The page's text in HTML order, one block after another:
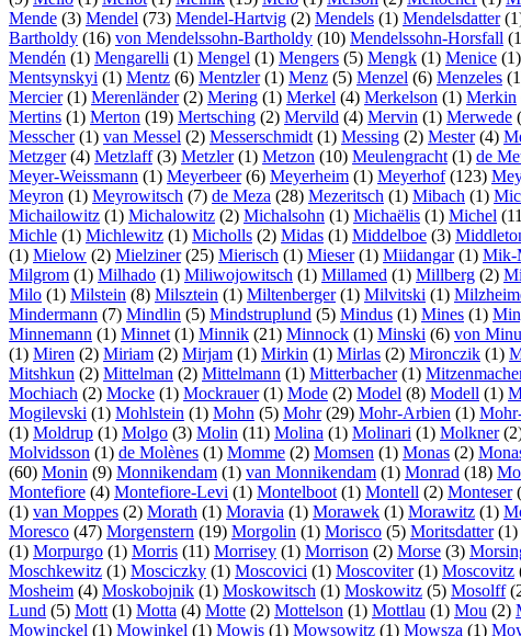
Mende (3) Mendel (73) Mendel-Hartvig (2) Mendels (1) Mendelsdatter
Bartholdy (16) von Mendelssohn-Bartholdy (10) Mendelssohn-Horsfall
Mendén (1) Mengarelli (1) Mengel (1) Mengers (5) Mengk (1) Menice (1)
Mentsynskyi (1) Mentz (6) Mentzler(1) Menz (5) Menzel (6) Menzeles
Mercier(1) Merenländer(2) Mering (1) Merkel (4) Merkelson (1) Merkin
Mertins (1) Merton (19) Mertsching (2) Mervild (4) Mervin (1) Merwede
Messcher(1) van Messel (2) Messerschmidt (1) Messing (2) Mester(4)
Metzger(4) Metzlaff(3) Metzler(1) Metzon (10) Meulengracht (1) de
Meyer-Weissmann (1) Meyerbeer(6) Meyerheim (1) Meyerhof(123)
Meyron (1) Meyrowitsch (7) de Meza (28) Mezeritsch (1) Mibach (1)
Michailowitz (1) Michalowitz (2) Michalsohn (1) Michaëlis (1) Michel
Michle (1) Michlewitz (1) Micholls (2) Midas (1) Middelboe (3)
(1) Mielow (2) Mielziner(25) Mierisch (1) Mieser(1) Miidangar(1) Mik-
Milgrom (1) Milhado (1) Miliwojowitsch (1) Millamed (1) Millberg (2)
Milo (1) Milstein (8) Milsztein (1) Miltenberger(1) Milvitski (1)
Mindermann (7) Mindlin (5) Mindstruplund (5) Mindus (1) Mines (1)
Minnemann (1) Minnet (1) Minnik (21) Minnock (1) Minski (6) von
(1) Miren (2) Miriam (2) Mirjam (1) Mirkin (1) Mirlas (2) Mironczik (1)
Mitshkun (2) Mittelman (2) Mittelmann (1) Mitterbacher(1)
Mochiach (2) Mocke (1) Mockrauer(1) Mode (2) Model (8) Modell (1)
Mogilevski (1) Mohlstein (1) Mohn (5) Mohr(29) Mohr-Arbien (1)
(1) Moldrup (1) Molgo (3) Molin (11) Molina (1) Molinari (1) Molkner
Molvidsson (1) de Molènes (1) Momme (2) Momsen (1) Monas (2)
(60) Monin (9) Monnikendam (1) van Monnikendam (1) Monrad (18)
Montefiore (4) Montefiore-Levi (1) Montelboot (1) Montell (2) Monteser
(1) van Moppes (2) Morath (1) Moravia (1) Morawek (1) Morawitz (1)
Moresco (47) Morgenstern (19) Morgolin (1) Morisco (5) Moritsdatter(1)
(1) Morpurgo (1) Morris (11) Morrisey (1) Morrison (2) Morse (3)
Moschkewitz (1) Mosciczky (1) Moscovici (1) Moscoviter(1) Moscovitz
Mosheim (4) Moskobojnik (1) Moskowitsch (1) Moskowitz (5) Mosolff
Lund (5) Mott (1) Motta (4) Motte (2) Mottelson (1) Mottlau (1) Mou (2)
Mowinckel (1) Mowinkel (1) Mowis (1) Mowsowitz (1) Mowsza (1)